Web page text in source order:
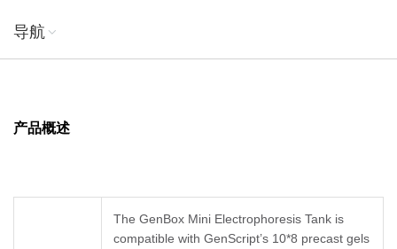
导航
产品概述
The GenBox Mini Electrophoresis Tank is
compatible with GenScript’s 10*8 precast gels